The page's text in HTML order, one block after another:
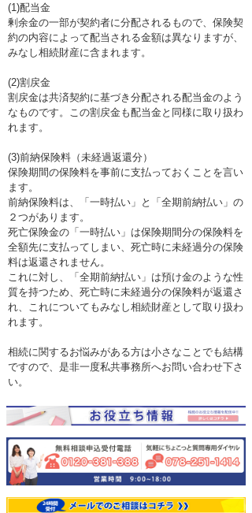
(1)配当金
剰余金の一部が契約者に分配されるもので、保険契
約の内容によって配当される金額は異なりますが、
みなし相続財産に含まれます。
(2)割戻金
割戻金は共済契約に基づき分配される配当金のよう
なものです。この割戻金も配当金と同様に取り扱わ
れます。
(3)前納保険料（未経過返還分）
保険期間の保険料を事前に支払っておくことを言い
ます。
前納保険料は、「一時払い」と「全期前納払い」の
２つがあります。
死亡保険金の「一時払い」は保険期間分の保険料を
全額先に支払ってしまい、死亡時に未経過分の保険
料は返還されません。
これに対し、「全期前納払い」は預け金のような性
質を持つため、死亡時に未経過分の保険料が返還さ
れ、これについてもみなし相続財産として取り扱わ
れます。
相続に関するお悩みがある方は小さなことでも結構
ですので、是非一度私共事務所へお問い合わせ下さ
い。